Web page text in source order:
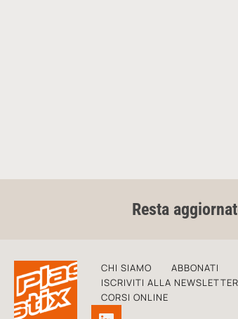
Resta
CHI SIAMO
ABBONATI
ISCRIVITI ALLA NEWSLETTER
CORSI ONLINE